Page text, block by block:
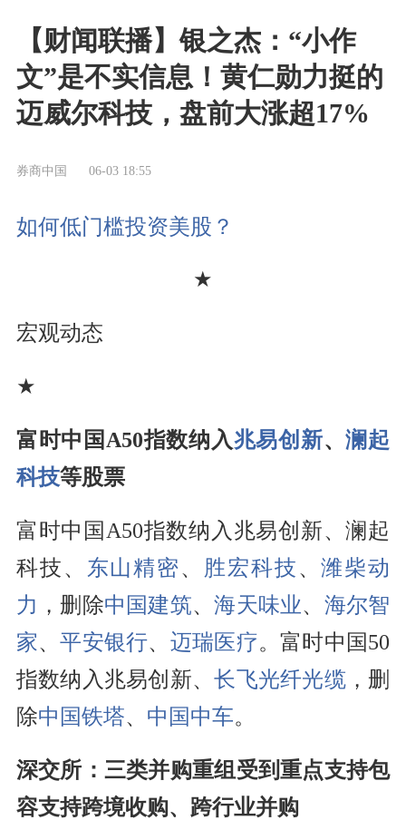
【财闻联播】银之杰：“小作
文”是不实信息！黄仁勋力挺的
迈威尔科技，盘前大涨超17%
券商中国 06-03 18:55
如何低门槛投资美股？
★
宏观动态
★
富时中国A50指数纳入兆易创新、澜起
科技等股票
富时中国A50指数纳入兆易创新、澜起
科技、 东山精密、 胜宏科技、潍柴动
力 ，删除中国建筑、海天味业、 海尔智
家、平安银行、 迈瑞医疗。富时中国50
指数纳入兆易创新、长飞光纤光缆，删
除中国铁塔、 中国中车。
深交所：三类并购重组受到重点支持包
容支持跨境收购、跨行业并购